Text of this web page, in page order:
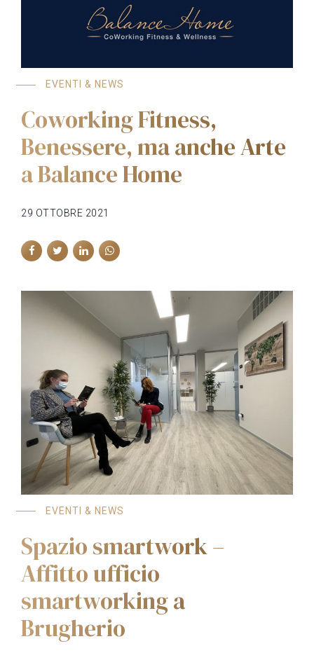
EVENTI & NEWS
Coworking Fitness,
Benessere, ma anche Arte
a Balance Home
29 OTTOBRE 2021
EVENTI & NEWS
Spazio smartwork –
Affitto ufficio
smartworking a
Brugherio